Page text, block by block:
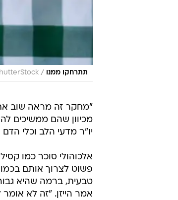
תתרחקו ממנו /
"מחקר זה מראה שוב את
מכיוון שהם ממשיכים
יו"ר מדעי הלב וכלי
אלכוהולי סוכר כמו
פשוט לצרוך אותם
טבעית, ברמה שהיא
אמר הייזן. "זה לא